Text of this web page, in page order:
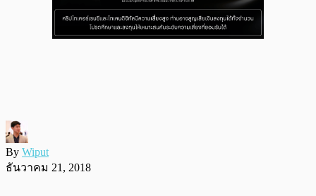
By Wiput
ธันวาคม 21, 2018